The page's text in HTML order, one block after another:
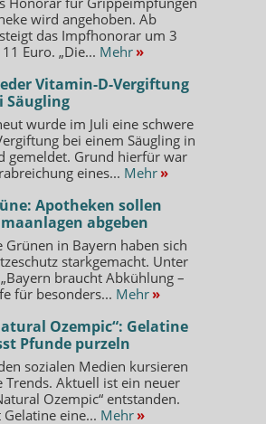
wird angehoben. Ab
das Impfhonorar um 3
Euro. „Die... Mehr »
Vitamin-D-Vergiftung
Säugling
wurde im Juli eine schwere
bei einem Säugling in
gemeldet. Grund hierfür war
eines... Mehr »
Apotheken sollen
abgeben
Grünen in Bayern haben sich
starkgemacht. Unter
braucht Abkühlung –
für besonders... Mehr »
Ozempic“: Gelatine
Pfunde purzeln
sozialen Medien kursieren
Trends. Aktuell ist ein neuer
Ozempic“ entstanden.
eine... Mehr »